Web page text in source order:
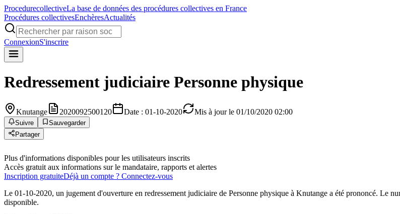
ProcedurecollectiveLa base de données des procédures collectives en France
Procédures collectivesEnchèresActualités
ConnexionS'inscrire
Redressement judiciaire Personne physique
Knutange 2020092500120 Date : 01-10-2020 Mis à jour le 01/10/2020 02:00
Suivre
Sauvegarder
Partager
Plus d'informations disponibles pour les utilisateurs inscrits
Accès gratuit aux informations sur le mandataire, rapports et alertes
Inscription gratuiteDéjà un compte ? Connectez-vous
Le 01-10-2020, un jugement d'ouverture en redressement judiciaire de Personne physique à Knutange a été prononcé. Le
disponible.